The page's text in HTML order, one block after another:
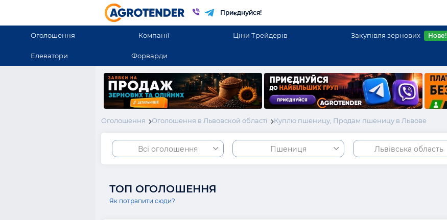
Приєднуйся!
Оголошення Компанії Ціни Трейдерів Закупівля зернових Нове!
Елеватори Форварди
Оголошення Оголошення в Львовской області Куплю пшеницу, Продам пшеницу в Львове
Всі оголошення Пшениця Львівська область
ТОП ОГОЛОШЕННЯ
Як потрапити сюди?